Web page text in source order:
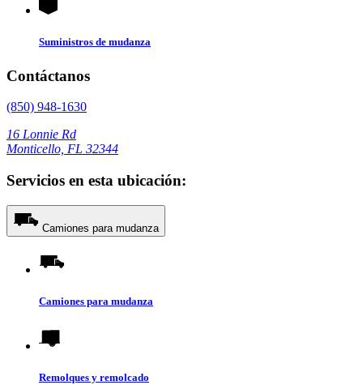
Suministros de mudanza
Contáctanos
(850) 948-1630
16 Lonnie Rd
Monticello, FL 32344
Servicios en esta ubicación:
Camiones para mudanza
Camiones para mudanza
Remolques y remolcado